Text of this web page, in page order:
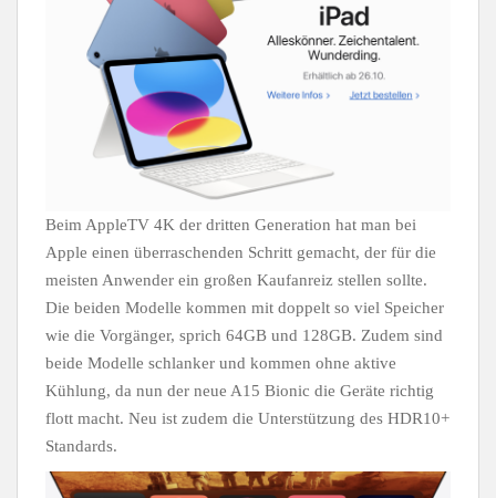
Beim AppleTV 4K der dritten Generation hat man bei
Apple einen überraschenden Schritt gemacht, der für die
meisten Anwender ein großen Kaufanreiz stellen sollte.
Die beiden Modelle kommen mit doppelt so viel Speicher
wie die Vorgänger, sprich 64GB und 128GB. Zudem sind
beide Modelle schlanker und kommen ohne aktive
Kühlung, da nun der neue A15 Bionic die Geräte richtig
flott macht. Neu ist zudem die Unterstützung des HDR10+
Standards.